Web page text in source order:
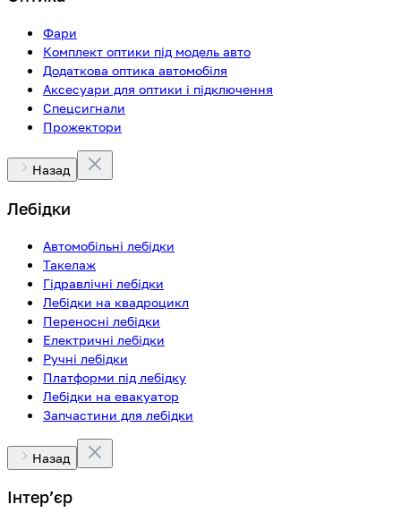
Фари
Комплект оптики під модель авто
Додаткова оптика автомобіля
Аксесуари для оптики і підключення
Спецсигнали
Прожектори
Назад
Лебідки
Автомобільні лебідки
Такелаж
Гідравлічні лебідки
Лебідки на квадроцикл
Переносні лебідки
Електричні лебідки
Ручні лебідки
Платформи під лебідку
Лебідки на евакуатор
Запчастини для лебідки
Назад
Інтерʼєр